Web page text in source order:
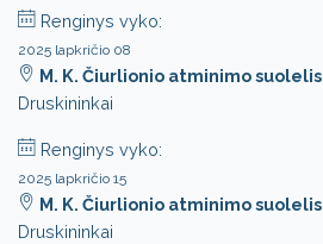
Renginys vyko:
2025 lapkričio 08
M. K. Čiurlionio atminimo suolelis
Druskininkai
Renginys vyko:
2025 lapkričio 15
M. K. Čiurlionio atminimo suolelis
Druskininkai